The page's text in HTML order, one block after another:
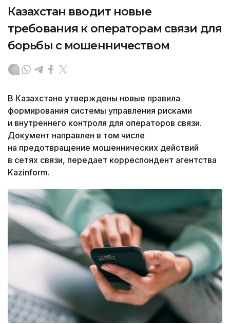
Казахстан вводит новые
требования к операторам связи для
борьбы с мошенничеством
В Казахстане утверждены новые правила
формирования системы управления рисками
и внутреннего контроля для операторов связи.
Документ направлен в том числе
на предотвращение мошеннических действий
в сетях связи, передает корреспондент агентства
Kazinform.